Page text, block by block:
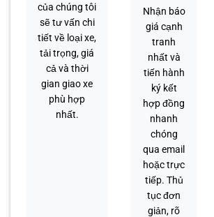
của chúng tôi
sẽ tư vấn chi
tiết về loại xe,
tải trọng, giá
cả và thời
gian giao xe
phù hợp
nhất.
Nhận báo
giá cạnh
tranh
nhất và
tiến hành
ký kết
hợp đồng
nhanh
chóng
qua email
hoặc trực
tiếp. Thủ
tục đơn
giản, rõ